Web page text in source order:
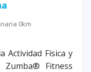
0km
Actividad Física y
Fitness